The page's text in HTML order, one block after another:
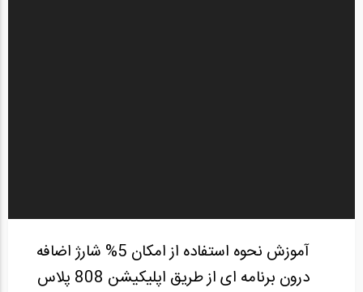
آموزش نحوه استفاده از امکان 5% شارژ اضافه
درون برنامه ای از طریق اپلیکیشن 808 پلاس